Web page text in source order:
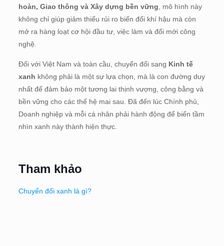
hoàn, Giao thông và Xây dựng bền vững , mô hình này
không chỉ giúp giảm thiểu rủi ro biến đổi khí hậu mà còn
mở ra hàng loạt cơ hội đầu tư, việc làm và đổi mới công
nghệ.
Đối với Việt Nam và toàn cầu, chuyển đổi sang Kinh tế
xanh không phải là một sự lựa chọn, mà là con đường duy
nhất để đảm bảo một tương lai thịnh vượng, công bằng và
bền vững cho các thế hệ mai sau. Đã đến lúc Chính phủ,
Doanh nghiệp và mỗi cá nhân phải hành động để biến tầm
nhìn xanh này thành hiện thực.
Tham khảo
Chuyển đổi xanh là gì?